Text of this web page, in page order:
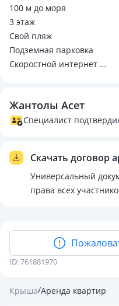
100 м до моря
3 этаж
Свой пляж
Подземная парковка
Скоростной интернет
Сауна
Хамам
Бассейны
Фитнес
Кинотеатр
VIP SPA
Рестораны
Остановки
Базары
Жантолы Асет
Специалист
Скачать договор
Универсальный
права всех
ID: 761881970
Крыша/Аренда квартир